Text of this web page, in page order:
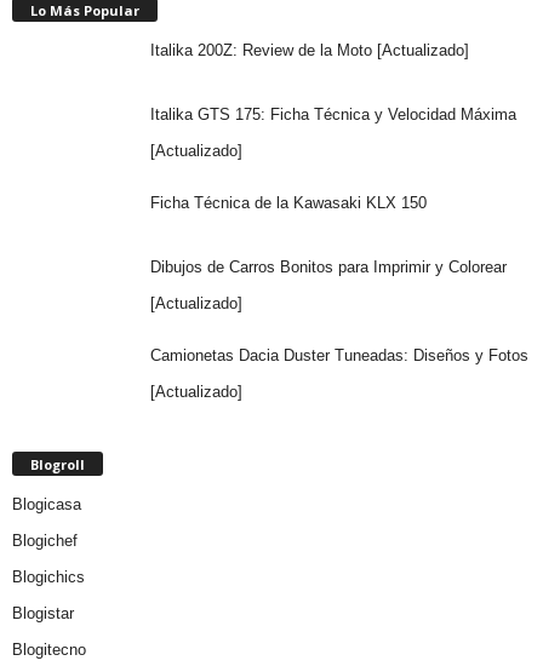
Lo Más Popular
Italika 200Z: Review de la Moto [Actualizado]
Italika GTS 175: Ficha Técnica y Velocidad Máxima
[Actualizado]
Ficha Técnica de la Kawasaki KLX 150
Dibujos de Carros Bonitos para Imprimir y Colorear
[Actualizado]
Camionetas Dacia Duster Tuneadas: Diseños y Fotos
[Actualizado]
Blogroll
Blogicasa
Blogichef
Blogichics
Blogistar
Blogitecno